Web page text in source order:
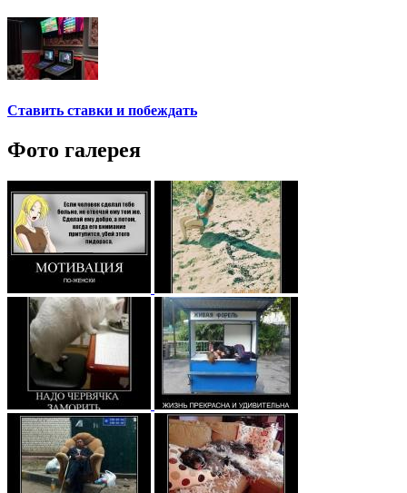
Ставить ставки и побеждать
Фото галерея